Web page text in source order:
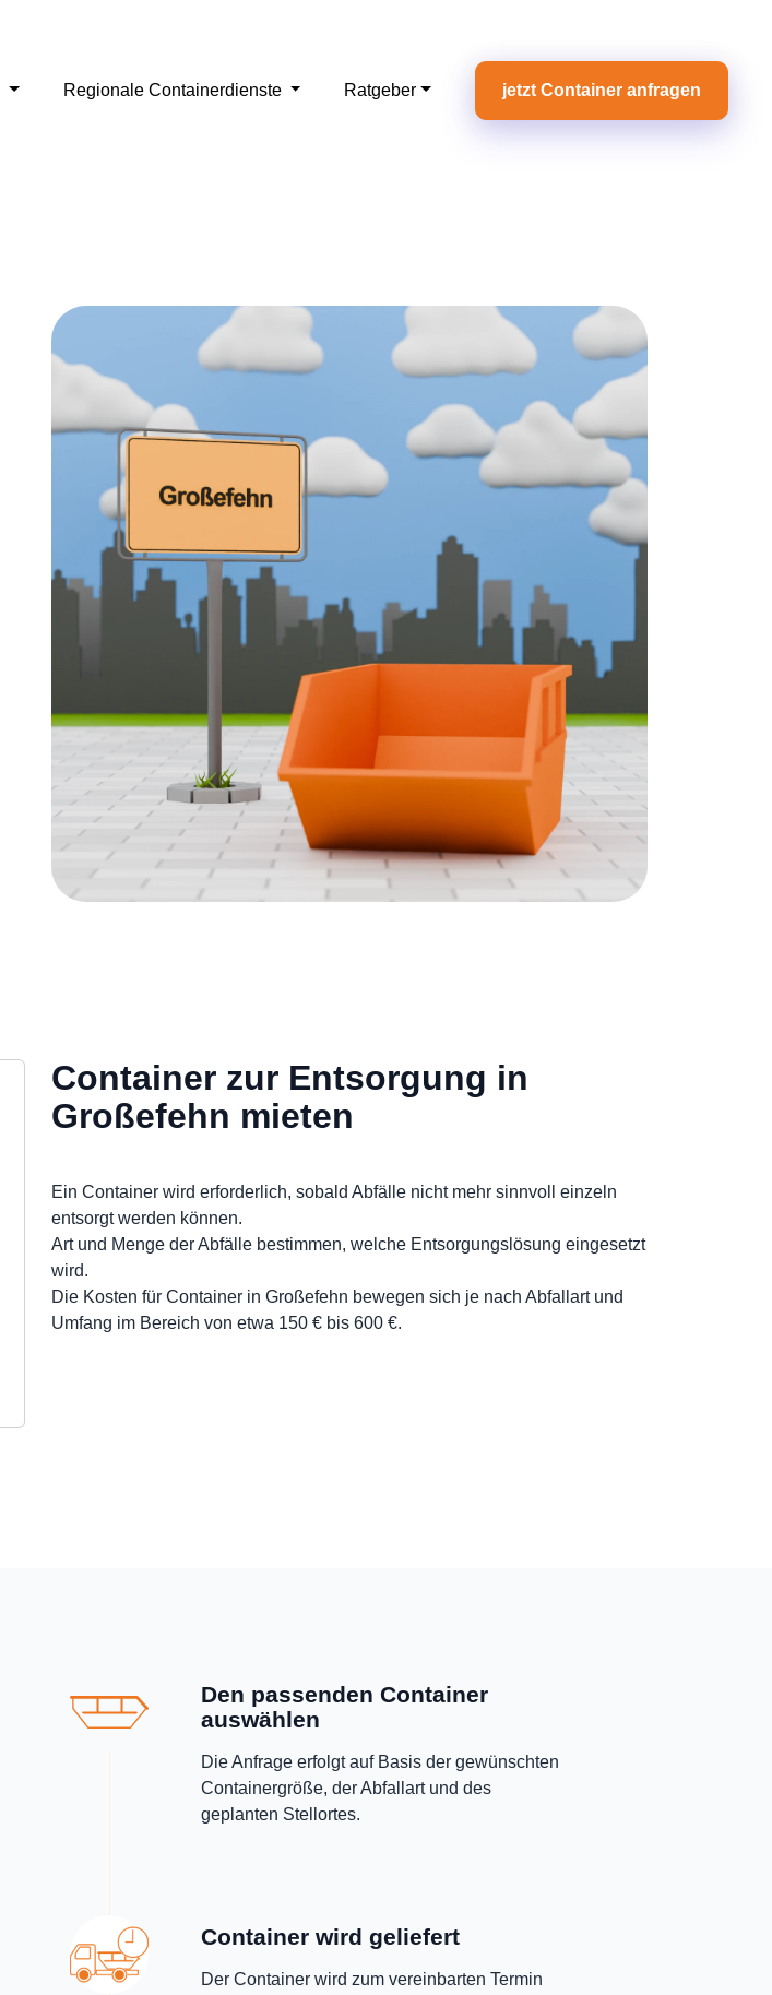
Regionale Containerdienste Ratgeber jetzt Container anfragen
Container zur Entsorgung in
Großefehn mieten
Ein Container wird erforderlich, sobald Abfälle nicht mehr sinnvoll einzeln
entsorgt werden können.
Art und Menge der Abfälle bestimmen, welche Entsorgungslösung eingesetzt
wird.
Die Kosten für Container in Großefehn bewegen sich je nach Abfallart und
Umfang im Bereich von etwa 150 € bis 600 €.
Den passenden Container
auswählen
Die Anfrage erfolgt auf Basis der gewünschten
Containergröße, der Abfallart und des
geplanten Stellortes.
Container wird geliefert
Der Container wird zum vereinbarten Termin